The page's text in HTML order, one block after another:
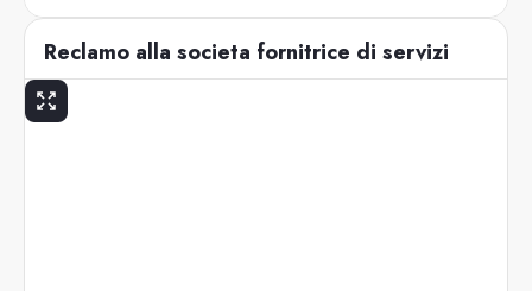
Reclamo alla societa fornitrice di servizi